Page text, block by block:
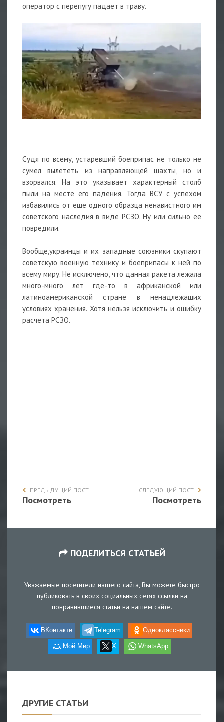
оператор с перепугу падает в траву.
Судя по всему, устаревший боеприпас не только не
сумел вылететь из направляющей шахты, но и
взорвался. На это указывает характерный столб
пыли на месте его падения. Тогда ВСУ с успехом
избавились от еще одного образца ненавистного им
советского наследия в виде РСЗО. Ну или сильно ее
повредили.
Вообще,украинцы и их западные союзники скупают
советскую военную технику и боеприпасы к ней по
всему миру. Не исключено, что данная ракета лежала
много-много лет где-то в африканской или
латиноамериканской стране в ненадлежащих
условиях хранения. Хотя нельзя исключить и ошибку
расчета РСЗО.
ПРЕДЫДУЩИЙ ПОСТ
Посмотреть
СЛЕДУЮЩИЙ ПОСТ
Посмотреть
ПОДЕЛИТЬСЯ СТАТЬЕЙ
Уважаемые посетители нашего сайта, Вы можете быстро
публиковать в своих социальных сетях ссылки на
понравившиеся статьи на нашем сайте.
ВКонтакте Telegram Одноклассники
Мой Мир X WhatsApp
ДРУГИЕ СТАТЬИ